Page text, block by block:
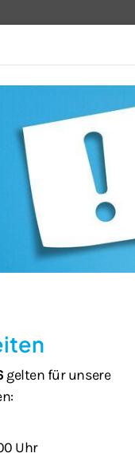
gelten für unsere
Uhr